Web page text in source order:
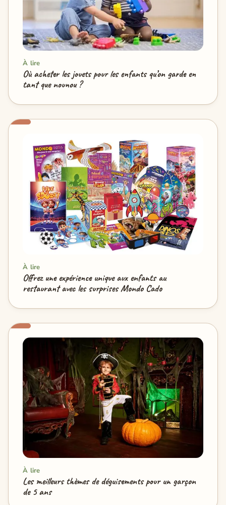
À lire
Où acheter les jouets pour les enfants qu’on garde en
tant que nounou ?
À lire
Offrez une expérience unique aux enfants au
restaurant avec les surprises Mondo Cado
À lire
Les meilleurs thèmes de déguisements pour un garçon
de 5 ans